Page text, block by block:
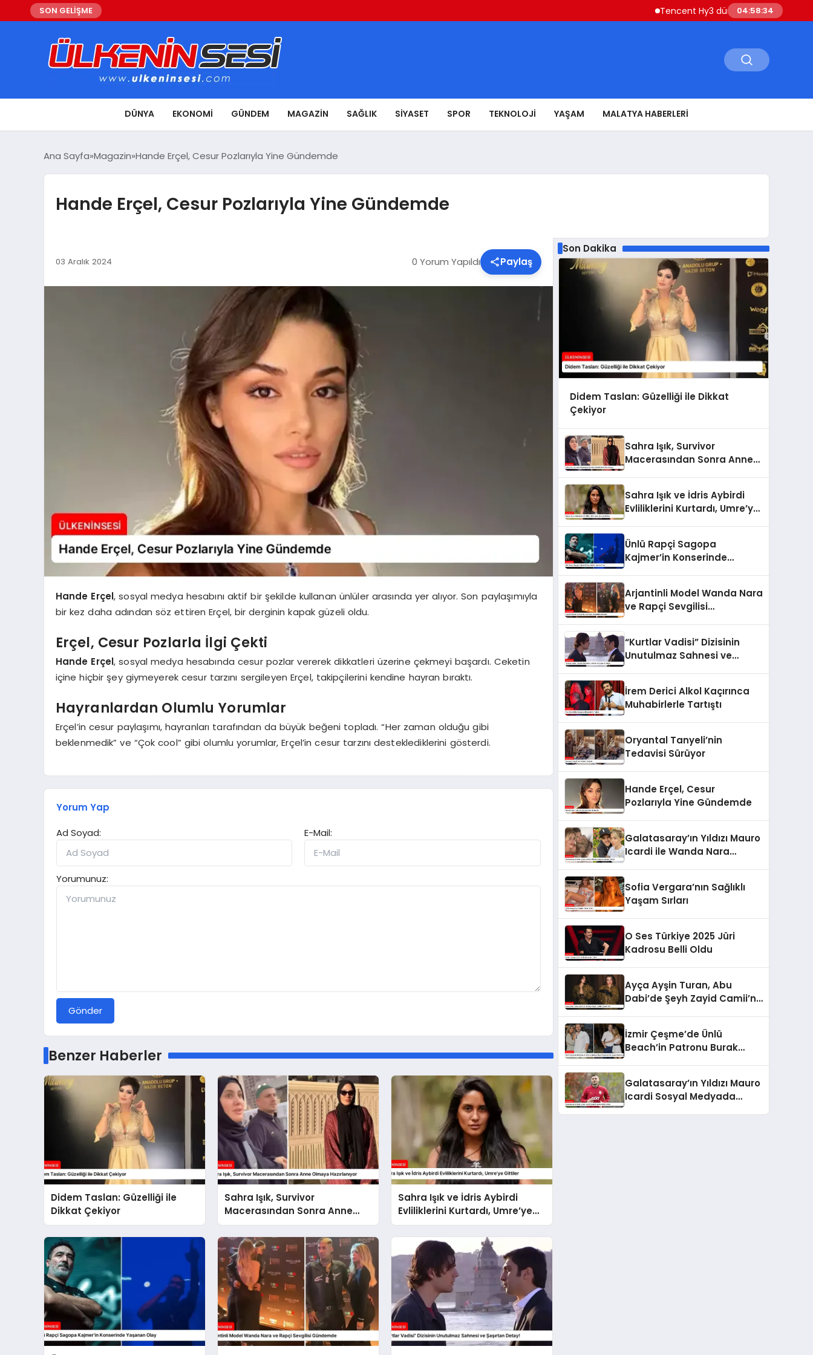
SON GELİŞME Tencent Hy3 dünya genelinde kullanıma
04:58:35
DÜNYA EKONOMI GÜNDEM MAGAZIN SAĞLIK SIYASET SPOR TEKNOLOJI YAŞAM MALATYA HABERLERI
Ana Sayfa Magazin Hande Erçel, Cesur Pozlarıyla Yine Gündemde
Hande Erçel, Cesur Pozlarıyla Yine Gündemde
03 Aralık 2024 0 Yorum Yapıldı Paylaş
Hande Erçel, sosyal medya hesabını aktif bir şekilde kullanan ünlüler arasında yer alıyor. Son paylaşımıyla
bir kez daha adından söz ettiren Erçel, bir derginin kapak güzeli oldu.
Erçel, Cesur Pozlarla İlgi Çekti
Hande Erçel, sosyal medya hesabında cesur pozlar vererek dikkatleri üzerine çekmeyi başardı. Ceketin
içine hiçbir şey giymeyerek cesur tarzını sergileyen Erçel, takipçilerini kendine hayran bıraktı.
Hayranlardan Olumlu Yorumlar
Erçel’in cesur paylaşımı, hayranları tarafından da büyük beğeni topladı. “Her zaman olduğu gibi
beklenmedik” ve “Çok cool” gibi olumlu yorumlar, Erçel’in cesur tarzını desteklediklerini gösterdi.
Yorum Yap
Ad Soyad:
E-Mail:
Yorumunuz:
Gönder
Benzer Haberler
Didem Taslan: Güzelliği ile
Dikkat Çekiyor
Sahra Işık, Survivor
Macerasından Sonra Anne
Olmaya Hazırlanıyor
Sahra Işık ve İdris Aybirdi
Evliliklerini Kurtardı, Umre’ye
Gittiler
Son Dakika
Didem Taslan: Güzelliği ile Dikkat
Çekiyor
Sahra Işık, Survivor
Macerasından Sonra Anne
Sahra Işık ve İdris Aybirdi
Evliliklerini Kurtardı, Umre’ye
Ünlü Rapçi Sagopa
Kajmer’in Konserinde
Arjantinli Model Wanda Nara
ve Rapçi Sevgilisi
“Kurtlar Vadisi” Dizisinin
Unutulmaz Sahnesi ve
İrem Derici Alkol Kaçırınca
Muhabirlerle Tartıştı
Oryantal Tanyeli’nin
Tedavisi Sürüyor
Hande Erçel, Cesur
Pozlarıyla Yine Gündemde
Galatasaray’ın Yıldızı Mauro
Icardi ile Wanda Nara
Sofia Vergara’nın Sağlıklı
Yaşam Sırları
O Ses Türkiye 2025 Jüri
Kadrosu Belli Oldu
Ayça Ayşin Turan, Abu
Dabi’de Şeyh Zayid Camii’ni
İzmir Çeşme’de Ünlü
Beach’in Patronu Burak
Galatasaray’ın Yıldızı Mauro
Icardi Sosyal Medyada